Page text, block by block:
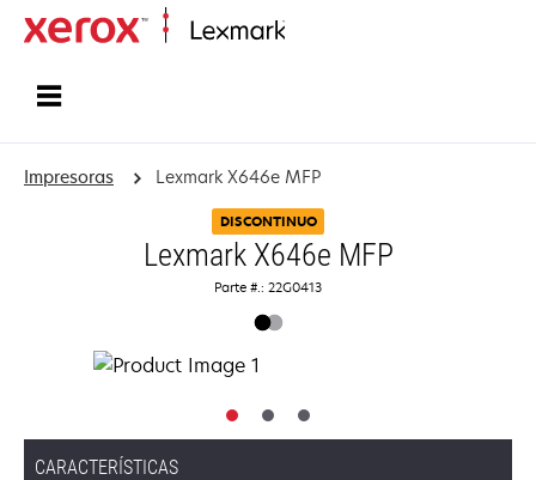
Impresoras Lexmark X646e MFP
DISCONTINUO
Lexmark X646e MFP
Parte #.: 22G0413
CARACTERÍSTICAS